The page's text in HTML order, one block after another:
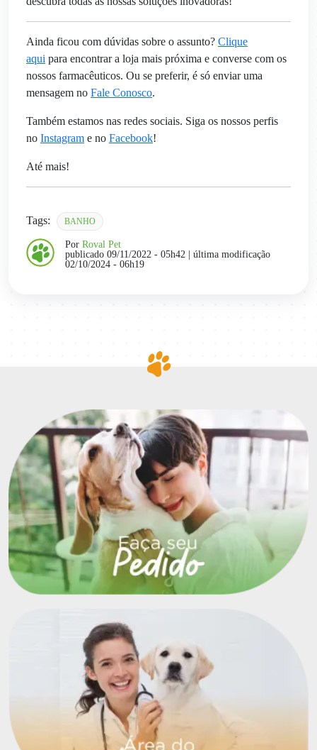
Ainda ficou com dúvidas sobre o assunto? Clique
aqui para encontrar a loja mais próxima e converse com os
nossos farmacêuticos. Ou se preferir, é só enviar uma
mensagem no Fale Conosco.
Também estamos nas redes sociais. Siga os nossos perfis
no Instagram e no Facebook!
Até mais!
Tags: BANHO
Por Roval Pet
publicado 09/11/2022 - 05h42 | última modificação
02/10/2024 - 06h19